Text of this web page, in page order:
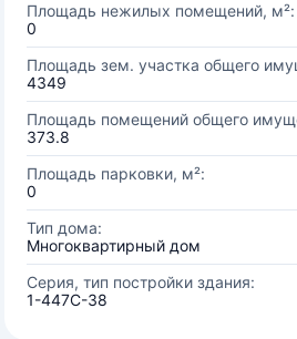
Площадь нежилых помещений, м²:
0
Площадь зем. участка общего
4349
Площадь помещений общего
373.8
Площадь парковки, м²:
0
Тип дома:
Многоквартирный дом
Серия, тип постройки здания:
1-447С-38